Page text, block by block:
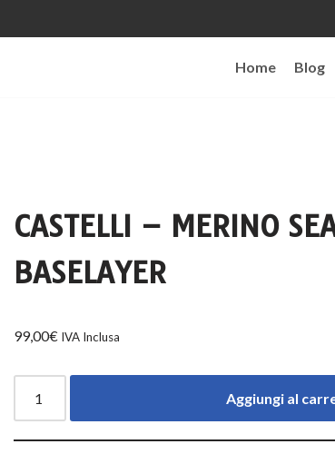
Home Blog
CASTELLI – MERINO
BASELAYER
99,00€ IVA Inclusa
Aggiungi al